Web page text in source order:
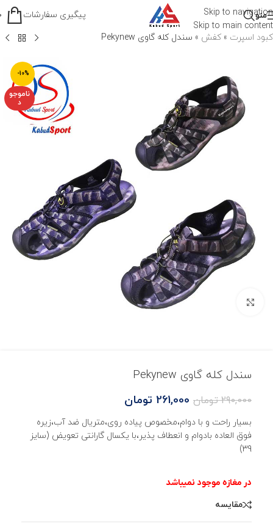
Skip to navigation
Skip to main content
منو پیگیری سفارشات
کبود اسپرت » کفش » سندل کله گاوی Pekynew
-10%
ناموجو
د
بزرگنمایی تصویر
سندل کله گاوی Pekynew
290,000 تومان 261,000 تومان
بسیار راحت و با دوام،مخصوص پیاده روی،متریال ضد آب،زیره
فوق العاده بادوام و انعطاف پذیر،با یکسال گارانتی تعویض (سایز
39)
مقایسه